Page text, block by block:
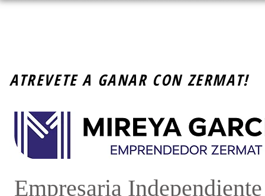
ATREVETE A GANAR CON ZERMAT!
Empresaria